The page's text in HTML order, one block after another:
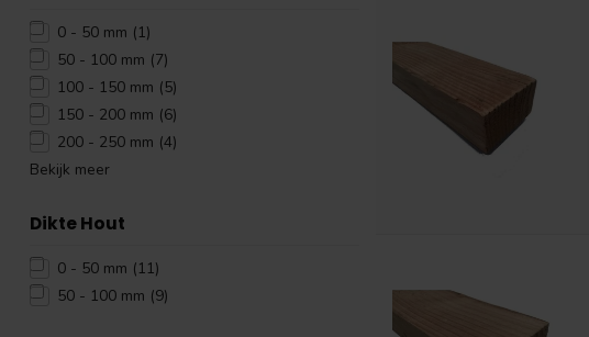
0 - 50 mm (1)
50 - 100 mm (7)
100 - 150 mm (5)
150 - 200 mm (6)
200 - 250 mm (4)
Bekijk meer
Dikte Hout
0 - 50 mm (11)
50 - 100 mm (9)